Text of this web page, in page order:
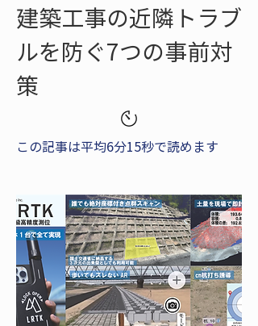
建築工事の近隣トラブ
ルを防ぐ7つの事前対
策
この記事は平均6分15秒で読めます